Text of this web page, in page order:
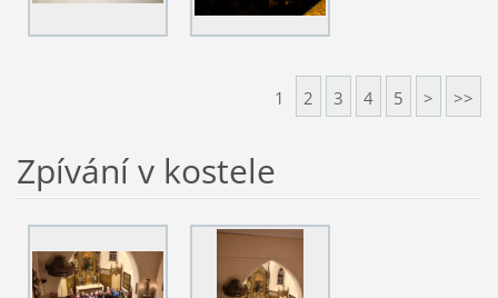
1 2 3 4 5 > >>
Zpívání v kostele